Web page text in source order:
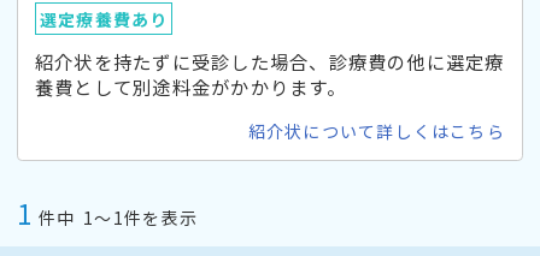
選定療養費あり
紹介状を持たずに受診した場合、診療費の他に選定療
養費として別途料金がかかります。
紹介状について詳しくはこちら
1 件中 1〜1件を表示